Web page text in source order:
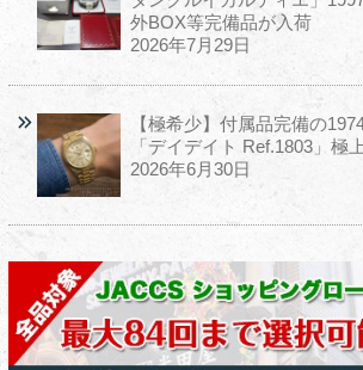
外BOX等完備品が入荷
2026年7月29日
【極希少】付属品完備の
「デイデイト Ref.1803」極
2026年6月30日